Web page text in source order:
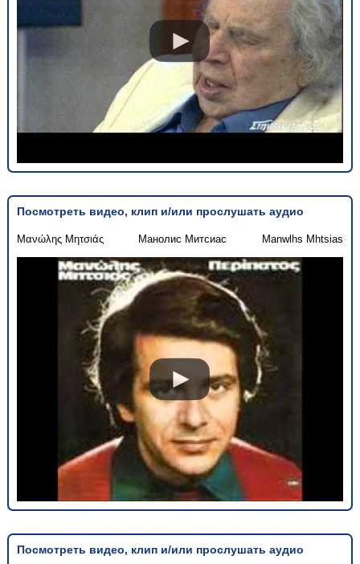
Посмотреть видео, клип и/или прослушать аудио
Μανώλης Μητσιάς Манолис Митсиас Manwlhs Mhtsias
Посмотреть видео, клип и/или прослушать аудио